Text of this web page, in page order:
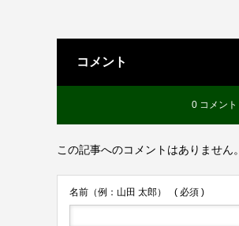
コメント
0 コメント
この記事へのコメントはありません。
名前（例：山田 太郎） ( 必須 )